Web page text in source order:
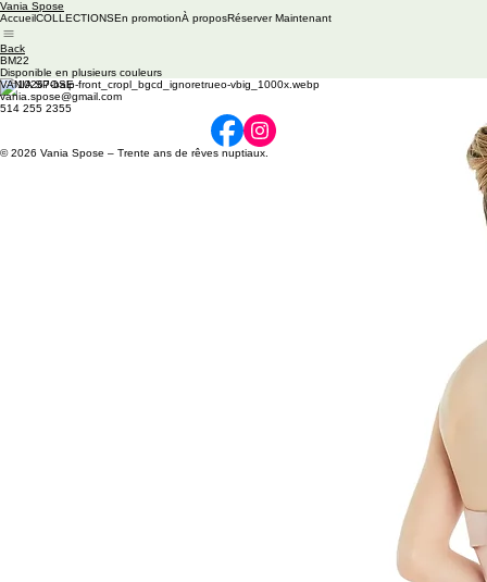
Vania Spose
AccueilCOLLECTIONSEn promotionÀ proposRéserver Maintenant
Back
BM22
Disponible en plusieurs couleurs
VANIA SPOSE
vania.spose@gmail.com
514 255 2355
© 2026 Vania Spose – Trente ans de rêves nuptiaux.